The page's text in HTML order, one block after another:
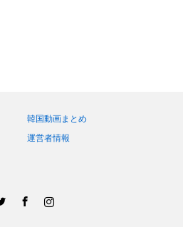
韓国動画まとめ
運営者情報